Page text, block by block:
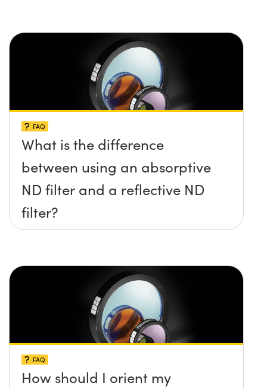
FAQ
What is the difference
between using an absorptive
ND filter and a reflective ND
filter?
FAQ
How should I orient my